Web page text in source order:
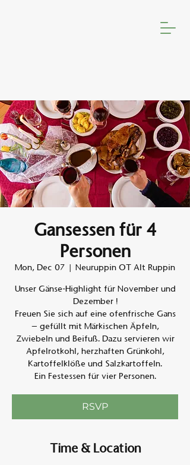
Gansessen für 4
Personen
Mon, Dec 07
  |
Neuruppin OT Alt Ruppin
Unser Gänse-Highlight für November und
Dezember !
Freuen Sie sich auf eine ofenfrische Gans
– gefüllt mit Märkischen Äpfeln,
Zwiebeln und Beifuß. Dazu servieren wir
Apfelrotkohl, herzhaften Grünkohl,
Kartoffelklöße und Salzkartoffeln.
Ein Festessen für vier Personen.
RSVP
Time & Location